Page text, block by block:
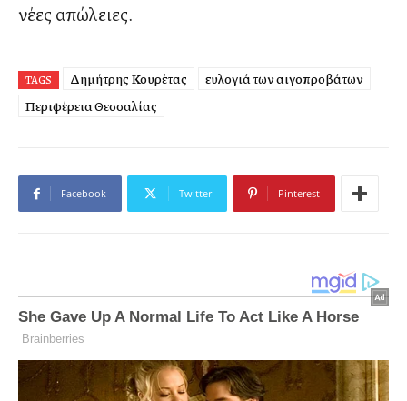
νέες απώλειες.
TAGS Δημήτρης Κουρέτας
ευλογιά των αιγοπροβάτων
Περιφέρεια Θεσσαλίας
Facebook Twitter Pinterest